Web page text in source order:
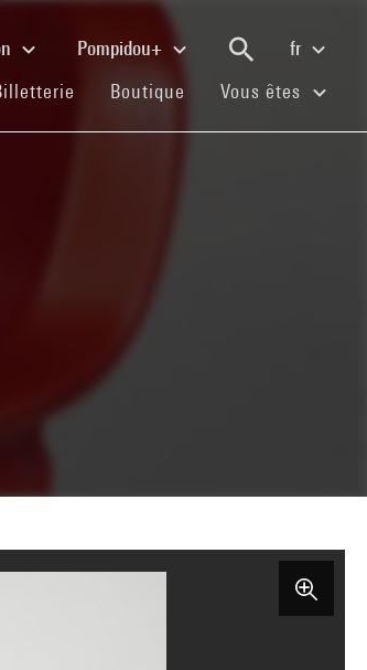
Pompidou+
fr
(current)
Boutique (current)
Vous êtes